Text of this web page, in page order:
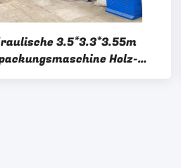
3.5*3.3*3.55m
Holz-